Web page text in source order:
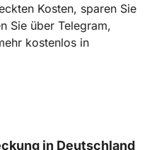
Kosten, sparen Sie
Sie über Telegram,
kostenlos in
in Deutschland